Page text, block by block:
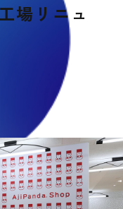
場リニュ